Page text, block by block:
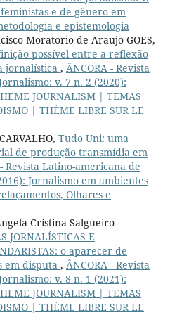
e de gênero em
e epistemologia
Moratorio de Araujo GOES,
possível entre a reflexão
jornalística , ÂNCORA - Revista
v. 7 n. 2 (2020):
JOURNALISM | TEMAS
| THÈME LIBRE SUR LE
Tudo Uni: uma
de produção transmídia em
Revista Latino-americana de
Jornalismo em ambientes
Olhares e
Cristina Salgueiro
JORNALÍSTICAS E
o aparecer de
em disputa , ÂNCORA - Revista
v. 8 n. 1 (2021):
JOURNALISM | TEMAS
| THÈME LIBRE SUR LE